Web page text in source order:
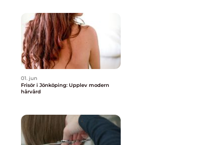
01. jun
Frisör i Jönköping: Upplev modern
hårvård